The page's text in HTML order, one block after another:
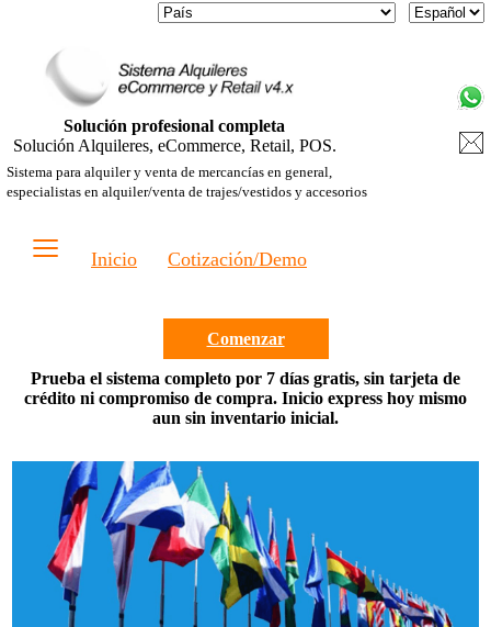
Solución profesional completa
Solución Alquileres, eCommerce, Retail, POS.
Sistema para alquiler y venta de mercancías en general,
especialistas en alquiler/venta de trajes/vestidos y accesorios
≡ Inicio Cotización/Demo
Comenzar
Prueba el sistema completo por 7 días gratis, sin tarjeta de
crédito ni compromiso de compra. Inicio express hoy mismo
aun sin inventario inicial.